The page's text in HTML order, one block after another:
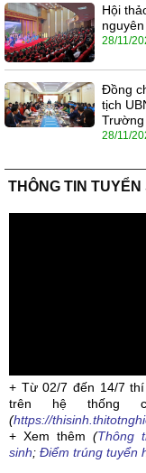
Hội
28/11/
Đồng
tịch
28/11/
THÔNG TIN
+ Từ 02/7 đến 14/7
trên hệ thống
(https://
+ Xem thêm(Thông
sinh; Điểm trúng tuyển